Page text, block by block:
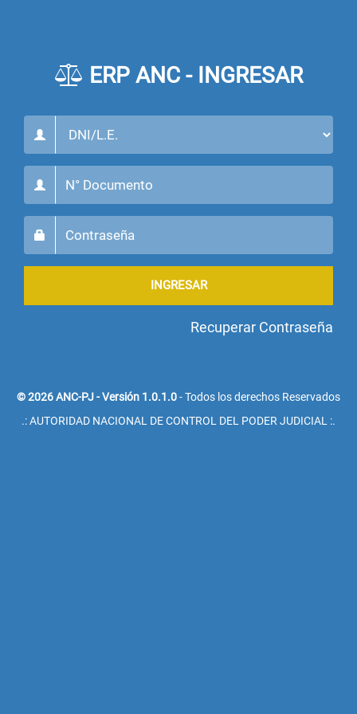
ERP ANC - INGRESAR
INGRESAR
Recuperar Contraseña
© 2026 ANC-PJ - Versión 1.0.1.0- Todos los derechos Reservados
.: AUTORIDAD NACIONAL DE CONTROL DEL PODER JUDICIAL :.